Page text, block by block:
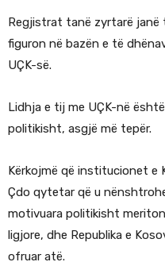
Regjistrat tanë zyrtarë janë
figuron në bazën e të
UÇK-së.
Lidhja e tij me UÇK-në
politikisht, asgjë më tepër.
Kërkojmë që institucionet e
Çdo qytetar që u
motivuara politikisht
ligjore, dhe Republika e
ofruar atë.